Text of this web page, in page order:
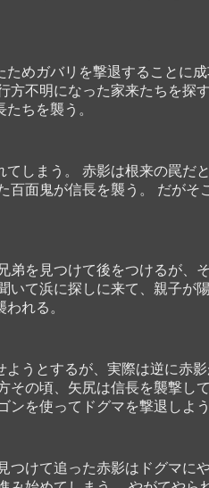
めガバリを撃退することに
不明になった家来たちを探
ちを襲う。
しまう。 赤影は根来の罠だ
面鬼が信長を襲う。 だが
を見つけて後をつけるが、
て浜に探しに来て、親子が
れる。
うとするが、実際は逆に赤
の頃、矢尻は信長を襲撃し
を使ってドグマを撃退しよう
けて追った赤影はドグマに